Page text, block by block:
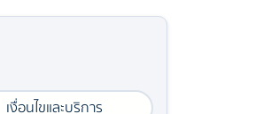
เงื่อนไขและบริการ